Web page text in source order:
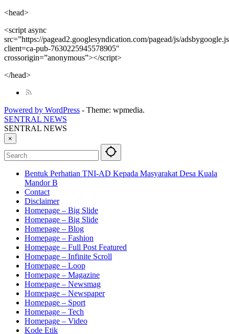
<head>
<script async
src=”https://pagead2.googlesyndication.com/pagead/js/
client=ca-pub-7630225945578905″
crossorigin=”anonymous”></script>
</head>
Powered by WordPress - Theme: wpmedia.
SENTRAL NEWS
SENTRAL NEWS
×
Bentuk Perhatian TNI-AD Kepada Masyarakat Desa Kuala
Mandor B
Contact
Disclaimer
Homepage – Big Slide
Homepage – Big Slide
Homepage – Blog
Homepage – Fashion
Homepage – Full Post Featured
Homepage – Infinite Scroll
Homepage – Loop
Homepage – Magazine
Homepage – Newsmag
Homepage – Newspaper
Homepage – Sport
Homepage – Tech
Homepage – Video
Kode Etik